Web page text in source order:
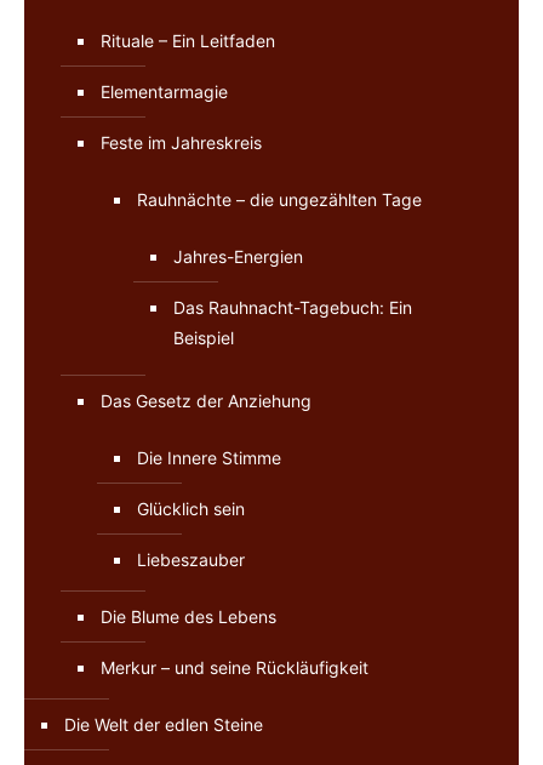
Rituale – Ein Leitfaden
Elementarmagie
Feste im Jahreskreis
Rauhnächte – die ungezählten Tage
Jahres-Energien
Das Rauhnacht-Tagebuch: Ein
Beispiel
Das Gesetz der Anziehung
Die Innere Stimme
Glücklich sein
Liebeszauber
Die Blume des Lebens
Merkur – und seine Rückläufigkeit
Die Welt der edlen Steine